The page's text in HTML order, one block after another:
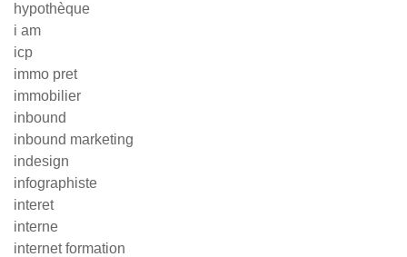
hypothèque
i am
icp
immo pret
immobilier
inbound
inbound marketing
indesign
infographiste
interet
interne
internet formation